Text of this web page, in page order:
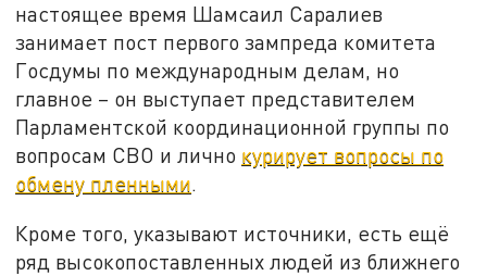
настоящее время Шамсаил Саралиев
занимает пост первого зампреда комитета
Госдумы по международным делам, но
главное – он выступает представителем
Парламентской координационной группы по
вопросам СВО и лично курирует вопросы по
обмену пленными.
Кроме того, указывают источники, есть ещё
ряд высокопоставленных людей из ближнего